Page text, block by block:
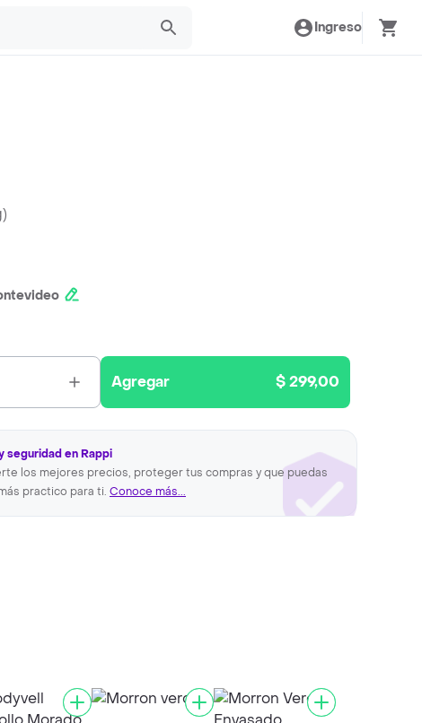
Ingreso
)
Agregar $ 299,00
seguridad en Rappi
los mejores precios, proteger tus compras y que puedas
practico para ti. Conoce más...